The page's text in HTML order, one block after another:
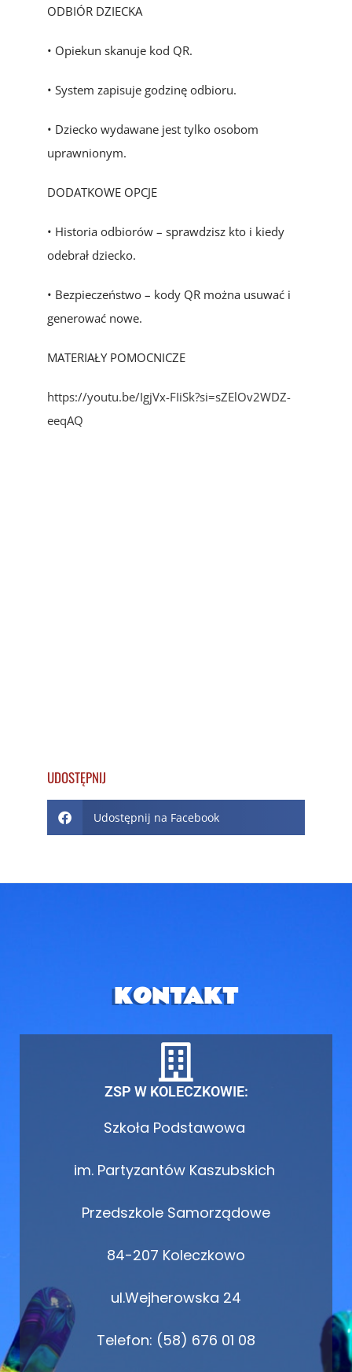
ODBIÓR DZIECKA
• Opiekun skanuje kod QR.
• System zapisuje godzinę odbioru.
• Dziecko wydawane jest tylko osobom
uprawnionym.
DODATKOWE OPCJE
• Historia odbiorów – sprawdzisz kto i kiedy
odebrał dziecko.
• Bezpieczeństwo – kody QR można usuwać i
generować nowe.
MATERIAŁY POMOCNICZE
https://youtu.be/IgjVx-FIiSk?si=sZElOv2WDZ-
eeqAQ
UDOSTĘPNIJ
Udostępnij na Facebook
KONTAKT
ZSP W KOLECZKOWIE:
Szkoła Podstawowa
im. Partyzantów Kaszubskich
Przedszkole Samorządowe
84-207 Koleczkowo
ul.Wejherowska 24
Telefon: (58) 676 01 08